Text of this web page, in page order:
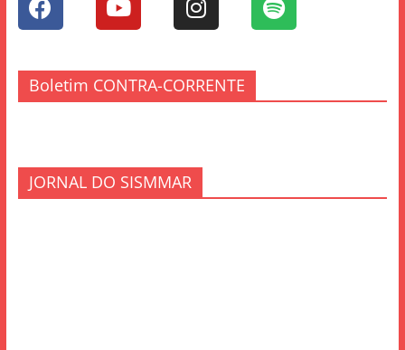
Boletim CONTRA-CORRENTE
JORNAL DO SISMMAR